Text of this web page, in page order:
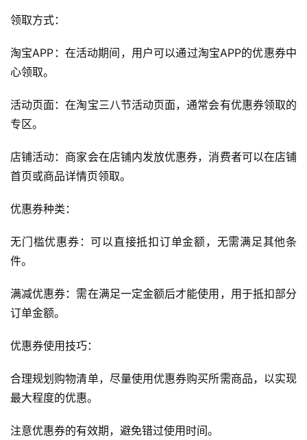
页
自
媒
领取方式：
淘宝APP：在活动期间，用户可以通过淘宝APP的优惠券中
心领取。
活动页面：在淘宝三八节活动页面，通常会有优惠券领取的
专区。
店铺活动：商家会在店铺内发放优惠券，消费者可以在店铺
首页或商品详情页领取。
优惠券种类：
无门槛优惠券：可以直接抵扣订单金额，无需满足其他条
件。
满减优惠券：需在满足一定金额后才能使用，用于抵扣部分
订单金额。
优惠券使用技巧：
合理规划购物清单，尽量使用优惠券购买所需商品，以实现
最大程度的优惠。
注意优惠券的有效期，避免错过使用时间。